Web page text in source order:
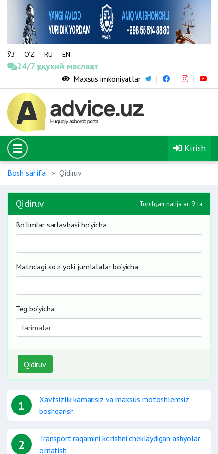
ЎЗ O‘Z RU EN
24/7 ҳуқуқий маслаҳат
Maxsus imkoniyatlar
Kirish
Bosh sahifa Qidiruv
Qidiruv Topilgan natijalar 9 ta
Bo'limlar sarlavhasi bo’yicha
Matndagi so‘z yoki jumlalalar bo‘yicha
Teg bo‘yicha
Qidiruv
1
Xavfsizlik kamarisiz va maxsus motoshlemsiz
boshqarish
2
Transport raqamini ko‘rishni cheklaydigan ashyolar
o‘rnatish